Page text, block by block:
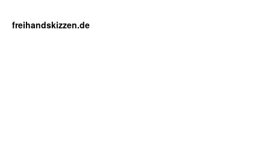
freihandskizzen.de